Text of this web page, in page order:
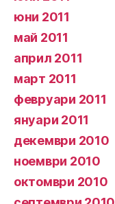
юни 2011
май 2011
април 2011
март 2011
февруари 2011
януари 2011
декември 2010
ноември 2010
октомври 2010